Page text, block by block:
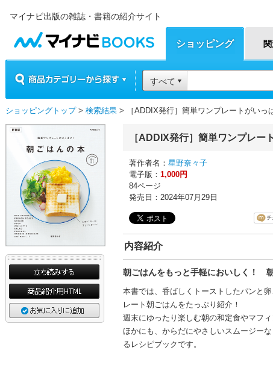
マイナビ出版の雑誌・書籍の紹介サイト
マイナビBOOKS
ショッピング
すべて
ショッピングトップ> 検索結果 > ［ADDIX発行］簡単ワンプレートがい
［ADDIX発行］簡単ワンプレ
著作者名： 星野奈々子
電子版： 1,000円
84ページ
発売日：2024年07月29日
内容紹介
朝ごはんをもっと手軽においしく！
本書では、香ばしくトーストしたパンと
レート朝ごはんをたっぷり紹介！
週末にゆったり楽しむ朝の和定食やマフ
ほかにも、からだにやさしいスムージー
るレシピブックです。